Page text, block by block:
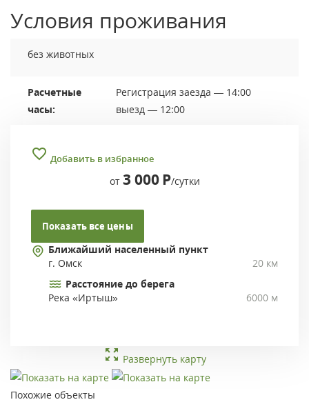
Условия проживания
без животных
Расчетные
часы:
Регистрация заезда — 14:00
выезд — 12:00
Добавить в избранное
от 3 000 Р/сутки
Показать все цены
Ближайший населенный пункт
г. Омск
20 км
Расстояние до берега
Река «Иртыш»
6000 м
Развернуть карту
Похожие объекты